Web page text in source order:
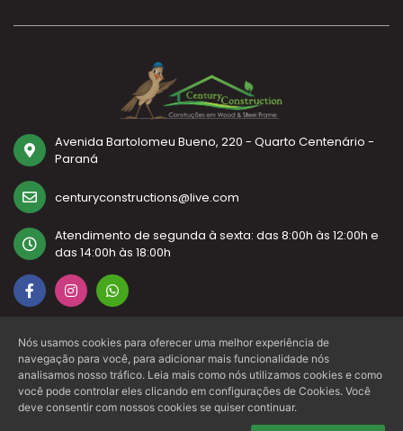
Avenida Bartolomeu Bueno, 220 - Quarto Centenário -
Paraná
centuryconstructions@live.com
Atendimento de segunda à sexta: das 8:00h às 12:00h e
das 14:00h às 18:00h
(44) 3546-1846
Nós usamos cookies para oferecer uma melhor experiência de
navegação para você, para adicionar mais funcionalidade nós
analisamos nosso tráfico. Leia mais como nós utilizamos cookies e como
você pode controlar eles clicando em configurações de Cookies. Você
deve consentir com nossos cookies se quiser continuar.